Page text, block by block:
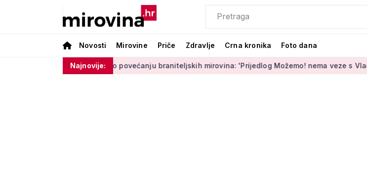
Novosti Mirovine Priče Zdravlje Crna kronika Foto dana
Najnovije:
Medved o povećanju braniteljskih mirovina: 'Prijedlog Možemo! nema veze s Vladinim'